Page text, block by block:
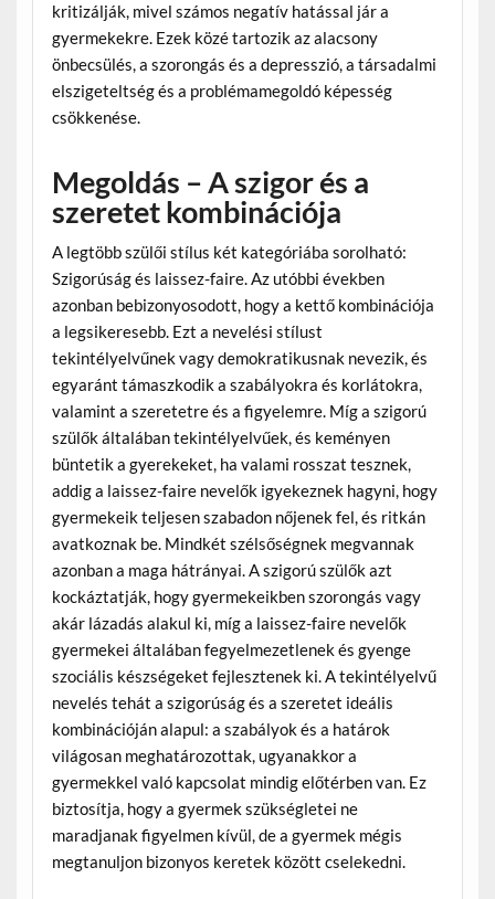
kritizálják, mivel számos negatív hatással jár a
gyermekekre. Ezek közé tartozik az alacsony
önbecsülés, a szorongás és a depresszió, a társadalmi
elszigeteltség és a problémamegoldó képesség
csökkenése.
Megoldás – A szigor és a
szeretet kombinációja
A legtöbb szülői stílus két kategóriába sorolható:
Szigorúság és laissez-faire. Az utóbbi években
azonban bebizonyosodott, hogy a kettő kombinációja
a legsikeresebb. Ezt a nevelési stílust
tekintélyelvűnek vagy demokratikusnak nevezik, és
egyaránt támaszkodik a szabályokra és korlátokra,
valamint a szeretetre és a figyelemre. Míg a szigorú
szülők általában tekintélyelvűek, és keményen
büntetik a gyerekeket, ha valami rosszat tesznek,
addig a laissez-faire nevelők igyekeznek hagyni, hogy
gyermekeik teljesen szabadon nőjenek fel, és ritkán
avatkoznak be. Mindkét szélsőségnek megvannak
azonban a maga hátrányai. A szigorú szülők azt
kockáztatják, hogy gyermekeikben szorongás vagy
akár lázadás alakul ki, míg a laissez-faire nevelők
gyermekei általában fegyelmezetlenek és gyenge
szociális készségeket fejlesztenek ki. A tekintélyelvű
nevelés tehát a szigorúság és a szeretet ideális
kombinációján alapul: a szabályok és a határok
világosan meghatározottak, ugyanakkor a
gyermekkel való kapcsolat mindig előtérben van. Ez
biztosítja, hogy a gyermek szükségletei ne
maradjanak figyelmen kívül, de a gyermek mégis
megtanuljon bizonyos keretek között cselekedni.